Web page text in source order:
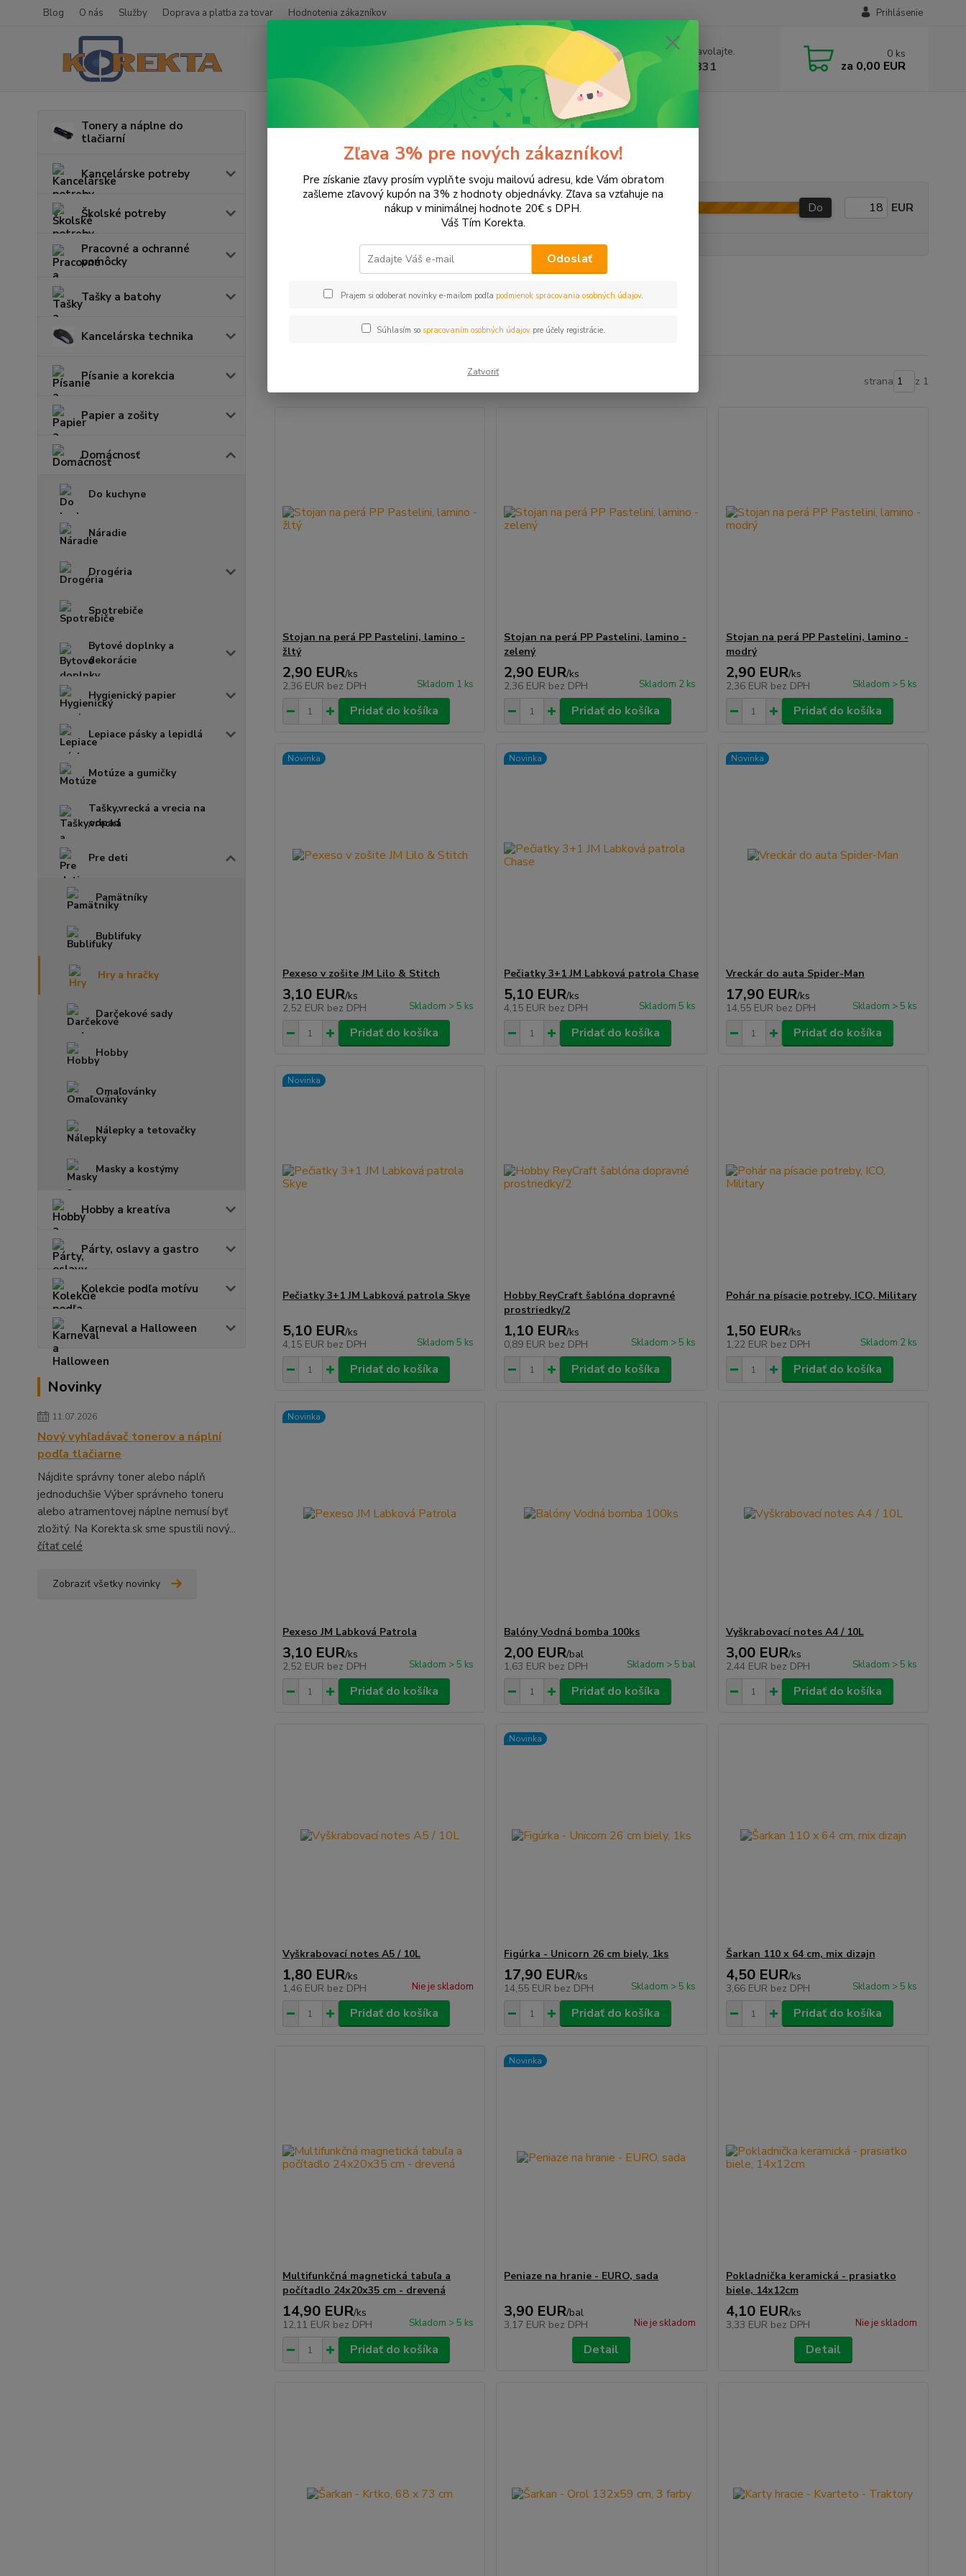
Blog O nás Služby Doprava a platba za tovar Hodnotenia zákazníkov Prihlásenie
Neviete si rady? Zavolajte.
+421 905 615 831
0 ks
za 0,00 EUR
Tonery a náplne do
tlačiarní
Kancelárske potreby
Školské potreby
Pracovné a ochranné
pomôcky
Tašky a batohy
Kancelárska technika
Písanie a korekcia
Papier a zošity
Domácnosť
Do kuchyne
Náradie
Drogéria
Spotrebiče
Bytové doplnky a
dekorácie
Hygienický papier
Lepiace pásky a lepidlá
Motúze a gumičky
Tašky,vrecká a vrecia na
odpad
Pre deti
Pamätníky
Bublifuky
Hry a hračky
Darčekové sady
Hobby
Omaľovánky
Nálepky a tetovačky
Masky a kostýmy
Hobby a kreatíva
Párty, oslavy a gastro
Kolekcie podľa motívu
Karneval a Halloween
Novinky
11.07.2026
Nový vyhľadávač tonerov a náplní
podľa tlačiarne
Nájdite správny toner alebo náplň
jednoduchšie Výber správneho toneru
alebo atramentovej náplne nemusí byť
zložitý. Na Korekta.sk sme spustili nový...
čítať celé
Zobraziť všetky novinky
Domácnosť Pre deti Hry a hračky
Hry a hračky
Upresniť parametre
EUR Od Do EUR
strana z 1
Stojan na perá PP Pastelini, lamino -
žltý
2,90 EUR/ks
2,36 EUR bez DPH Skladom 1 ks
Pridať do košíka
Stojan na perá PP Pastelini, lamino -
zelený
2,90 EUR/ks
2,36 EUR bez DPH Skladom 2 ks
Pridať do košíka
Stojan na perá PP Pastelini, lamino -
modrý
2,90 EUR/ks
2,36 EUR bez DPH Skladom > 5 ks
Pridať do košíka
Novinka
Pexeso v zošite JM Lilo & Stitch
3,10 EUR/ks
2,52 EUR bez DPH Skladom > 5 ks
Pridať do košíka
Novinka
Pečiatky 3+1 JM Labková patrola Chase
5,10 EUR/ks
4,15 EUR bez DPH Skladom 5 ks
Pridať do košíka
Novinka
Vreckár do auta Spider-Man
17,90 EUR/ks
14,55 EUR bez DPH Skladom > 5 ks
Pridať do košíka
Novinka
Pečiatky 3+1 JM Labková patrola Skye
5,10 EUR/ks
4,15 EUR bez DPH Skladom 5 ks
Pridať do košíka
Hobby ReyCraft šablóna dopravné
prostriedky/2
1,10 EUR/ks
0,89 EUR bez DPH Skladom > 5 ks
Pridať do košíka
Pohár na písacie potreby, ICO, Military
1,50 EUR/ks
1,22 EUR bez DPH Skladom 2 ks
Pridať do košíka
Novinka
Pexeso JM Labková Patrola
3,10 EUR/ks
2,52 EUR bez DPH Skladom > 5 ks
Pridať do košíka
Balóny Vodná bomba 100ks
2,00 EUR/bal
1,63 EUR bez DPH Skladom > 5 bal
Pridať do košíka
Vyškrabovací notes A4 / 10L
3,00 EUR/ks
2,44 EUR bez DPH Skladom > 5 ks
Pridať do košíka
Vyškrabovací notes A5 / 10L
1,80 EUR/ks
1,46 EUR bez DPH Nie je skladom
Pridať do košíka
Novinka
Figúrka - Unicorn 26 cm biely, 1ks
17,90 EUR/ks
14,55 EUR bez DPH Skladom > 5 ks
Pridať do košíka
Šarkan 110 x 64 cm, mix dizajn
4,50 EUR/ks
3,66 EUR bez DPH Skladom > 5 ks
Pridať do košíka
Multifunkčná magnetická tabuľa a
počítadlo 24x20x35 cm - drevená
14,90 EUR/ks
12,11 EUR bez DPH Skladom > 5 ks
Pridať do košíka
Novinka
Peniaze na hranie - EURO, sada
3,90 EUR/bal
3,17 EUR bez DPH Nie je skladom
Detail
Pokladnička keramická - prasiatko
biele, 14x12cm
4,10 EUR/ks
3,33 EUR bez DPH Nie je skladom
Detail
Zľava 3% pre nových zákazníkov!
Pre získanie zľavy prosím vyplňte svoju mailovú adresu, kde Vám obratom
zašleme zľavový kupón na 3% z hodnoty objednávky. Zľava sa vzťahuje na
nákup v minimálnej hodnote 20€ s DPH.
Váš Tím Korekta.
Odoslať
Prajem si odoberať novinky e-mailom podľa podmienok spracovania osobných údajov.
Súhlasím so spracovaním osobných údajovpre účely registrácie.
Zatvoriť